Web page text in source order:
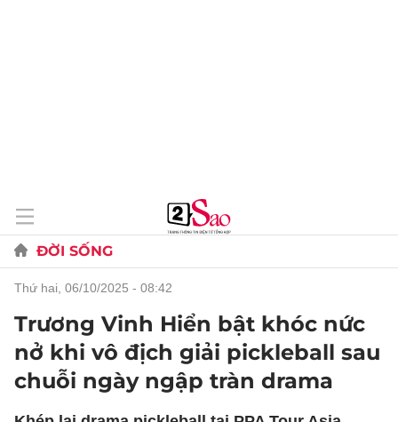
ĐỜI SỐNG
thứ hai, 06/10/2025 - 08:42
Trương Vinh Hiển bật khóc nức
nở khi vô địch giải pickleball sau
chuỗi ngày ngập tràn drama